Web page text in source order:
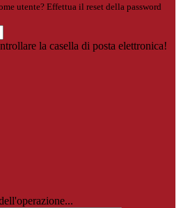
utente? Effettua il reset della password
la casella di posta elettronica!